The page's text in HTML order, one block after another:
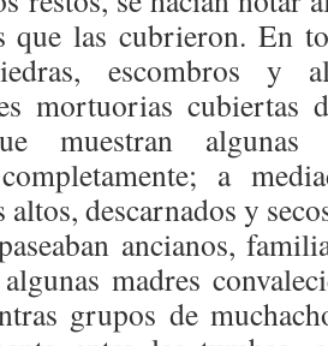
que las cubrieron. En
escombros y
mortuorias cubiertas
muestran algunas
completamente; a
altos, descarnados y
ancianos,
madres
grupos de